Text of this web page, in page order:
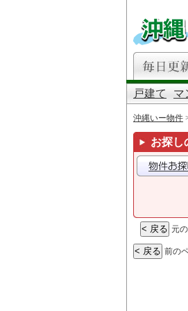
戸建て マ
沖縄いー物件
お探し
元
前の